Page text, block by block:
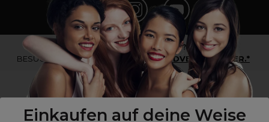
Einkaufen auf deine Weise
*Du bist kein Profikunde?
BESUCHE
UNSERE WEBSEITE FÜR ENDVERBRAUCHER.*